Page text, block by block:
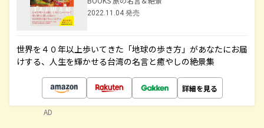
2022.11.04 発売
世界を４０年以上歩いてきた「地球の歩き方」があなたにお届
けする、人生を輝かせる台湾の名言と癒やしの絶景集
詳細を見る
AD